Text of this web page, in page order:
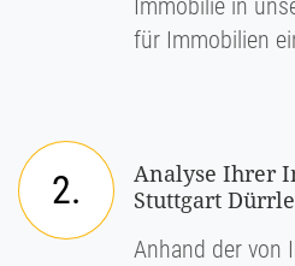
Immobilie in
für Immobilien
2.
Analyse Ihrer
Stuttgart
Anhand der von